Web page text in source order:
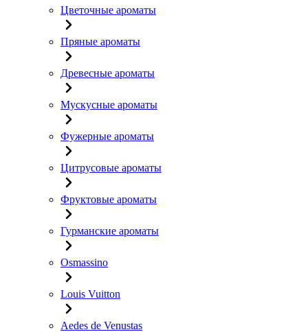
Цветочные ароматы
Пряные ароматы
Древесные ароматы
Мускусные ароматы
Фужерные ароматы
Цитрусовые ароматы
Фруктовые ароматы
Гурманские ароматы
Osmassino
Louis Vuitton
Aedes de Venustas